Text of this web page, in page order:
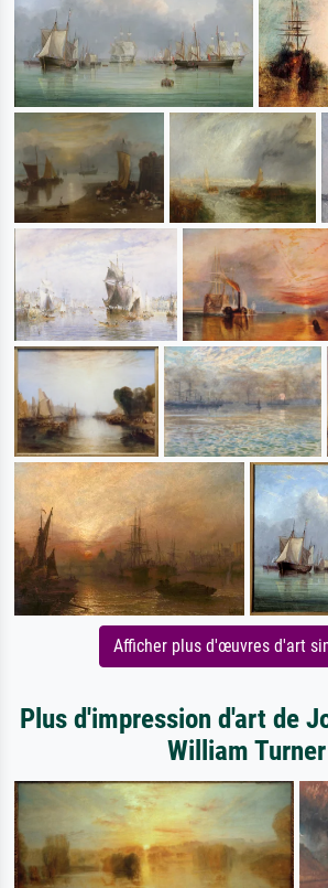
Afficher plus d'œuvres d'art
Plus d'impression d'art de
William Turner